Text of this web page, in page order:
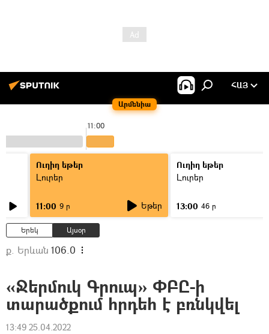
Արմենիա
ՀԱՅ
11:00
Ուղիղ եթեր
Լուրեր
11:00 9 ր Եթեր
Ուղիղ եթեր
Լուրեր
13:00 46 ր
Երեկ Այսօր
ք. Երևան 106.0
«Ջերմուկ Գրուպ» ՓԲԸ-ի
տարածքում հրդեհ է բռնկվել
13:49 25.04.2022